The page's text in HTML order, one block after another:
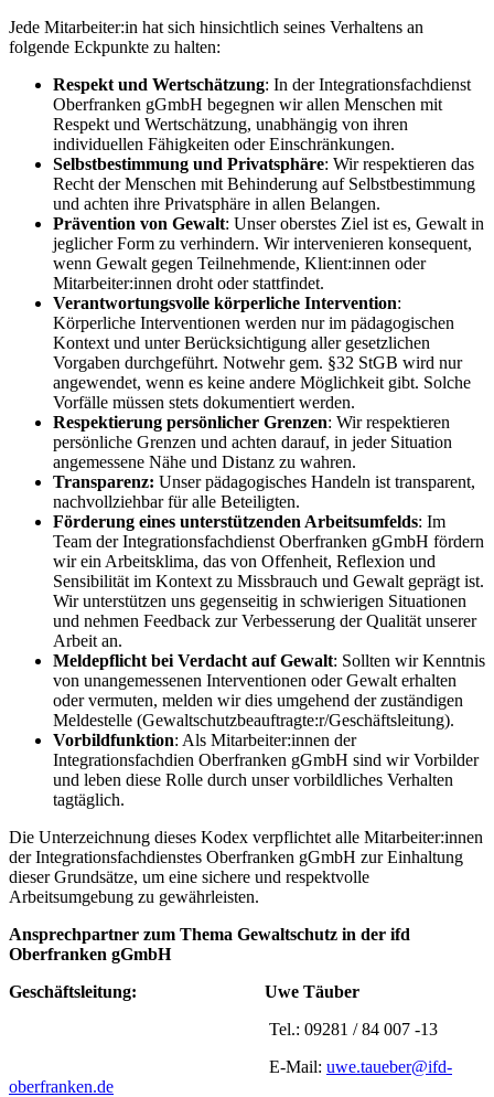
Jede Mitarbeiter:in hat sich hinsichtlich seines Verhaltens an
folgende Eckpunkte zu halten:
Respekt und Wertschätzung: In der Integrationsfachdienst
Oberfranken gGmbH begegnen wir allen Menschen mit
Respekt und Wertschätzung, unabhängig von ihren
individuellen Fähigkeiten oder Einschränkungen.
Selbstbestimmung und Privatsphäre: Wir respektieren das
Recht der Menschen mit Behinderung auf Selbstbestimmung
und achten ihre Privatsphäre in allen Belangen.
Prävention von Gewalt: Unser oberstes Ziel ist es, Gewalt in
jeglicher Form zu verhindern. Wir intervenieren konsequent,
wenn Gewalt gegen Teilnehmende, Klient:innen oder
Mitarbeiter:innen droht oder stattfindet.
Verantwortungsvolle körperliche Intervention:
Körperliche Interventionen werden nur im pädagogischen
Kontext und unter Berücksichtigung aller gesetzlichen
Vorgaben durchgeführt. Notwehr gem. §32 StGB wird nur
angewendet, wenn es keine andere Möglichkeit gibt. Solche
Vorfälle müssen stets dokumentiert werden.
Respektierung persönlicher Grenzen: Wir respektieren
persönliche Grenzen und achten darauf, in jeder Situation
angemessene Nähe und Distanz zu wahren.
Transparenz: Unser pädagogisches Handeln ist transparent,
nachvollziehbar für alle Beteiligten.
Förderung eines unterstützenden Arbeitsumfelds: Im
Team der Integrationsfachdienst Oberfranken gGmbH fördern
wir ein Arbeitsklima, das von Offenheit, Reflexion und
Sensibilität im Kontext zu Missbrauch und Gewalt geprägt ist.
Wir unterstützen uns gegenseitig in schwierigen Situationen
und nehmen Feedback zur Verbesserung der Qualität unserer
Arbeit an.
Meldepflicht bei Verdacht auf Gewalt: Sollten wir Kenntnis
von unangemessenen Interventionen oder Gewalt erhalten
oder vermuten, melden wir dies umgehend der zuständigen
Meldestelle (Gewaltschutzbeauftragte:r/Geschäftsleitung).
Vorbildfunktion: Als Mitarbeiter:innen der
Integrationsfachdien Oberfranken gGmbH sind wir Vorbilder
und leben diese Rolle durch unser vorbildliches Verhalten
tagtäglich.
Die Unterzeichnung dieses Kodex verpflichtet alle Mitarbeiter:innen
der Integrationsfachdienstes Oberfranken gGmbH zur Einhaltung
dieser Grundsätze, um eine sichere und respektvolle
Arbeitsumgebung zu gewährleisten.
Ansprechpartner zum Thema Gewaltschutz in der ifd
Oberfranken gGmbH
Geschäftsleitung:
Uwe Täuber
Tel.: 09281 / 84 007 -13
E-Mail: uwe.taueber@ifd-
oberfranken.de